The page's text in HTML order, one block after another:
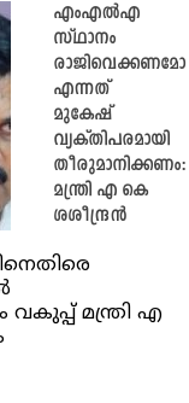
എംഎല്‍എ
സ്ഥാനം
രാജിവെക്കണമോ
എന്നത്
മുകേഷ്
വ്യക്തിപരമായി
തീരുമാനിക്കണം:
മന്ത്രി എ കെ
ശശീന്ദ്രന്‍
മന്ത്രി എ